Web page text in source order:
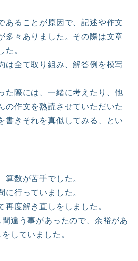
あることが原因で、記述や作文
多々ありました。その際は文章
た。
は全て取り組み、解答例を模写
た際には、一緒に考えたり、他
の作文を熟読させていただいた
書きそれを真似してみる、とい
算数が苦手でした。
に行っていました。
再度解き直しをしました。
違う事があったので、余裕があ
していました。